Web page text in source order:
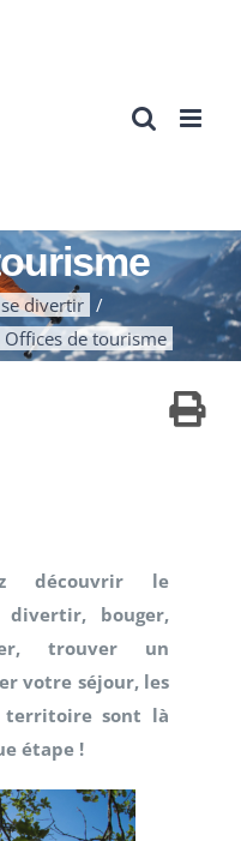
divertir
Offices de tourisme
découvrir le
divertir, bouger,
trouver un
votre séjour, les
territoire sont là
étape !